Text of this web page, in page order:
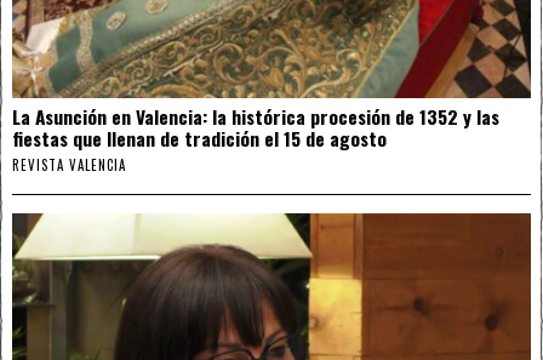
La Asunción en Valencia: la histórica procesión de 1352 y las
fiestas que llenan de tradición el 15 de agosto
REVISTA VALENCIA